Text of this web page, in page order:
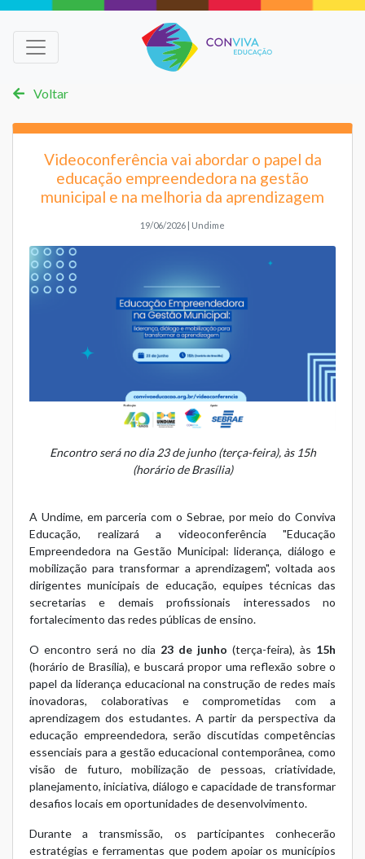
Voltar
Videoconferência vai abordar o papel da
educação empreendedora na gestão
municipal e na melhoria da aprendizagem
19/06/2026 | Undime
Encontro será no dia 23 de junho (terça-feira), às 15h
(horário de Brasília)
A Undime, em parceria com o Sebrae, por meio do Conviva
Educação, realizará a videoconferência "Educação
Empreendedora na Gestão Municipal: liderança, diálogo e
mobilização para transformar a aprendizagem", voltada aos
dirigentes municipais de educação, equipes técnicas das
secretarias e demais profissionais interessados no
fortalecimento das redes públicas de ensino.
O encontro será no dia 23 de junho (terça-feira), às 15h
(horário de Brasília), e buscará propor uma reflexão sobre o
papel da liderança educacional na construção de redes mais
inovadoras, colaborativas e comprometidas com a
aprendizagem dos estudantes. A partir da perspectiva da
educação empreendedora, serão discutidas competências
essenciais para a gestão educacional contemporânea, como
visão de futuro, mobilização de pessoas, criatividade,
planejamento, iniciativa, diálogo e capacidade de transformar
desafios locais em oportunidades de desenvolvimento.
Durante a transmissão, os participantes conhecerão
estratégias e ferramentas que podem apoiar os municípios